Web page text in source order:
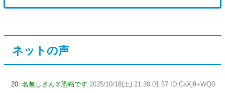
ネットの声
20: 名無しさん＠恐縮です 2025/10/18(土) 21:30:01.57 ID:CaXj9+WQ0